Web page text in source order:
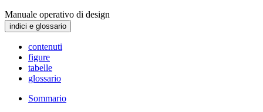
Manuale operativo di design
indici e glossario
contenuti
figure
tabelle
glossario
Sommario